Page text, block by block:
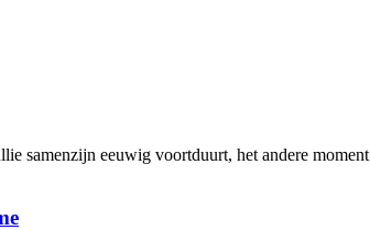
samenzijn eeuwig voortduurt, het andere